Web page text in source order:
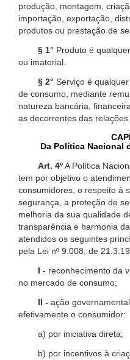
produção, montagem,
importação, exportação,
produtos ou prestação de
§ 1° Produto é
ou imaterial.
§ 2° Serviço é
de consumo, mediante
natureza bancária,
as decorrentes das
Da Política Nacional
Art. 4ºA Política
tem por objetivo o
consumidores, o respeito à
segurança, a proteção de
melhoria da sua qualidade
transparência e harmonia
atendidos os seguintes
pela Lei nº 9.008, de
I - reconhecimento da
no mercado de consumo;
II - ação
efetivamente o consumidor:
a) por iniciativa direta;
b) por incentivos à